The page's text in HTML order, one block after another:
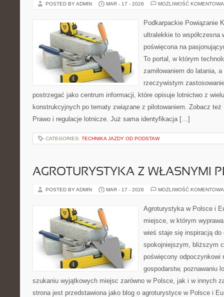
POSTED BY ADMIN MAR - 17 - 2026 MOŻLIWOŚĆ
Podkarpackie Powiązanie
ultralekkie to współczesna
poświęcona na
To portal, w którym
zamiłowaniem do latania,
rzeczywistym
postrzegać jako centrum informacji, które opisuje lotnictwo z
konstrukcyjnych po tematy związane z pilotowaniem. Zobacz
Prawo i regulacje lotnicze. Już sama identyfikacja […]
CATEGORIES: TECHNIKA JAZDY OD PODSTAW
AGROTURYSTYKA Z WŁASNYMI
POSTED BY ADMIN MAR - 17 - 2026 MOŻLIWOŚĆ
Agroturystyka w Polsce i
miejsce, w którym
wieś staje się inspiracją do
spokojniejszym, bliższym
poświęcony odpoczynkowi
gospodarstw, poznawaniu
szukaniu wyjątkowych miejsc zarówno w Polsce, jak i w innych
strona jest przedstawiona jako blog o agroturystyce w Polsce i